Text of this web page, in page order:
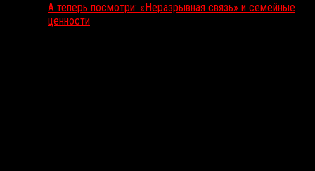
А теперь посмотри: «Неразрывная связь» и семейные
ценности